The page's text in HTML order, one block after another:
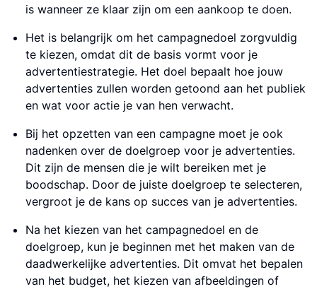
is wanneer ze klaar zijn om een aankoop te doen.
Het is belangrijk om het campagnedoel zorgvuldig
te kiezen, omdat dit de basis vormt voor je
advertentiestrategie. Het doel bepaalt hoe jouw
advertenties zullen worden getoond aan het publiek
en wat voor actie je van hen verwacht.
Bij het opzetten van een campagne moet je ook
nadenken over de doelgroep voor je advertenties.
Dit zijn de mensen die je wilt bereiken met je
boodschap. Door de juiste doelgroep te selecteren,
vergroot je de kans op succes van je advertenties.
Na het kiezen van het campagnedoel en de
doelgroep, kun je beginnen met het maken van de
daadwerkelijke advertenties. Dit omvat het bepalen
van het budget, het kiezen van afbeeldingen of